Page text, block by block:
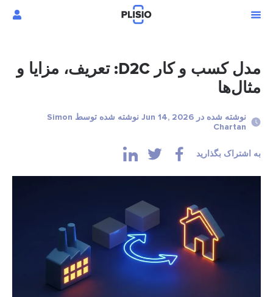
مدل کسب و کار D2C: تعریف، مزایا و
نوشته شده در Jun 14, 2026 نوشته شده توسط Simon
Chartan
اشتراک بگذارید